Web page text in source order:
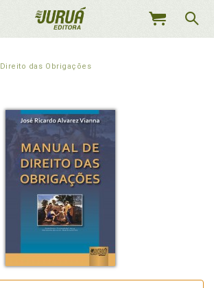
MEU
das Obrigações